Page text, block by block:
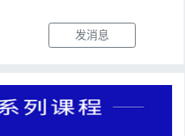
发消息